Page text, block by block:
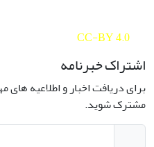
CC-BY 4.0
اشتراک خبرنامه
برای دریافت اخبار و اطلاعیه
مشترک شوید.